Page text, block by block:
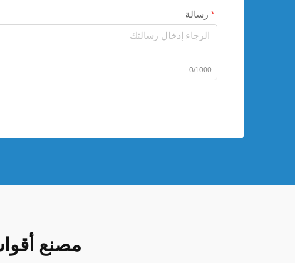
رسالة
0/1000
مصنع